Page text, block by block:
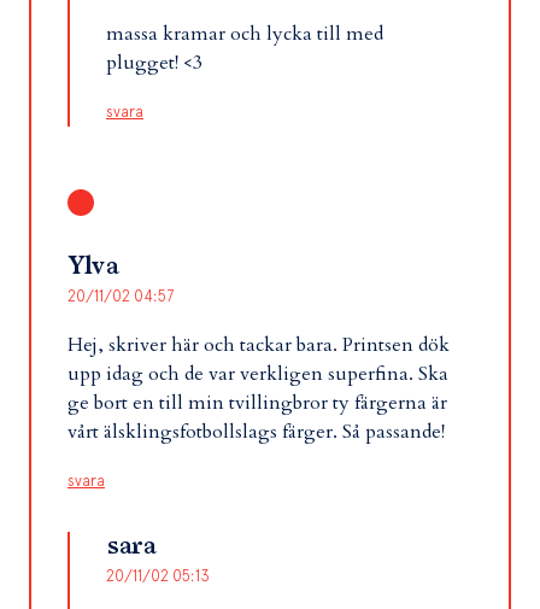
massa kramar och lycka till med
plugget! <3
svara
Ylva
20/11/02 04:57
Hej, skriver här och tackar bara. Printsen dök
upp idag och de var verkligen superfina. Ska
ge bort en till min tvillingbror ty färgerna är
vårt älsklingsfotbollslags färger. Så passande!
svara
sara
20/11/02 05:13